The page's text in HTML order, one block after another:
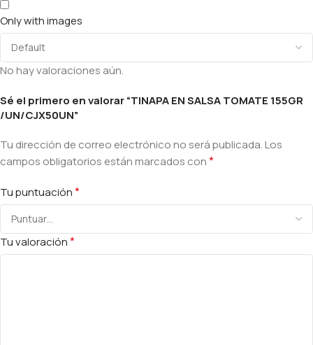
Only with images
No hay valoraciones aún.
Sé el primero en valorar “TINAPA EN SALSA TOMATE 155GR
/UN/CJX50UN”
Tu dirección de correo electrónico no será publicada.Los
campos obligatorios están marcados con*
Tu puntuación*
Tu valoración*